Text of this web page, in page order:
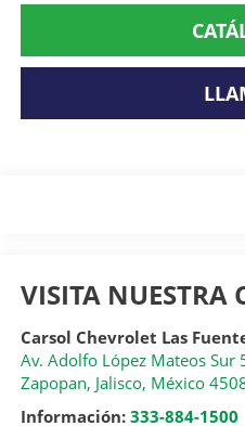
VISITA NUESTRA
Carsol Chevrolet Las
Av. Adolfo López Mateos Sur
Zapopan, Jalisco, México
Información: 333-884-1500